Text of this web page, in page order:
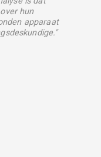
hun
apparaat